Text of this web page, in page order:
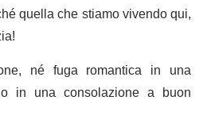
quella che stiamo vivendo qui,
né fuga romantica in una
in una consolazione a buon